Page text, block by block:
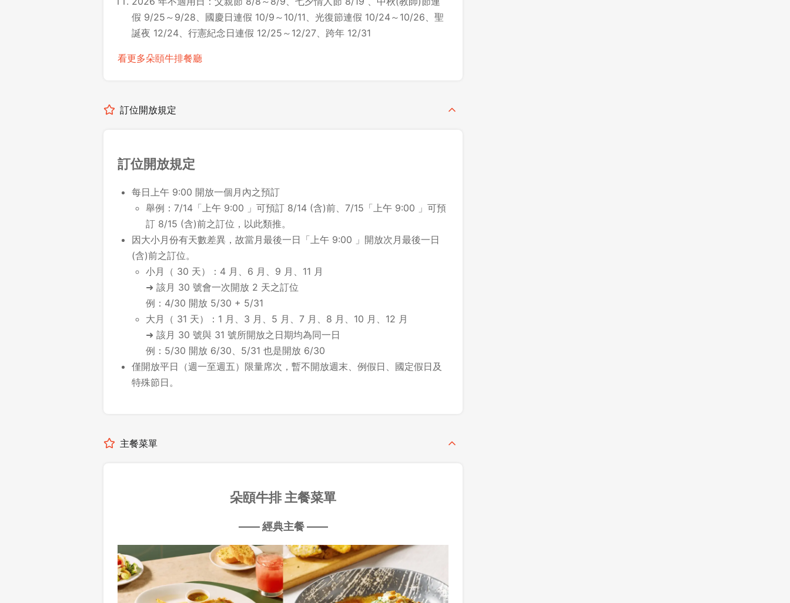
假 9/25～9/28、國慶日連假 10/9～10/11、光復節連假 10/24～10/26、聖
誕夜 12/24、行憲紀念日連假 12/25～12/27、跨年 12/31
看更多朵頤牛排餐廳
訂位開放規定
訂位開放規定
每日上午 9:00 開放一個月內之預訂
舉例：7/14「上午 9:00 」可預訂 8/14 (含)前、7/15「上午 9:00 」可預
訂 8/15 (含)前之訂位，以此類推。
因大小月份有天數差異，故當月最後一日「上午 9:00 」開放次月最後一日
(含)前之訂位。
小月（ 30 天）：4 月、6 月、9 月、11 月
➜ 該月 30 號會一次開放 2 天之訂位
例：4/30 開放 5/30 + 5/31
大月（ 31 天）：1 月、3 月、5 月、7 月、8 月、10 月、12 月
➜ 該月 30 號與 31 號所開放之日期均為同一日
例：5/30 開放 6/30、5/31 也是開放 6/30
僅開放平日（週一至週五）限量席次，暫不開放週末、例假日、國定假日及
特殊節日。
主餐菜單
朵頤牛排 主餐菜單
——經典主餐——